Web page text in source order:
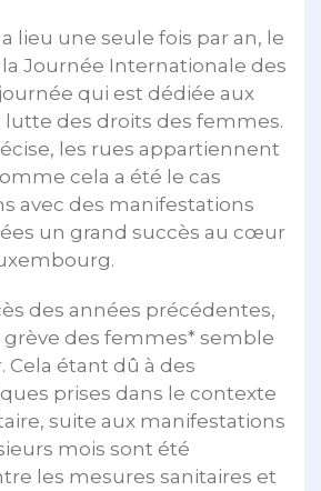
a lieu une seule fois par an, le
Journée Internationale des
qui est dédiée aux
des droits des femmes.
les rues appartiennent
cela a été le cas
avec des manifestations
un grand succès au cœur
des années précédentes,
des femmes* semble
Cela étant dû à des
prises dans le contexte
suite aux manifestations
mois sont été
les mesures sanitaires et